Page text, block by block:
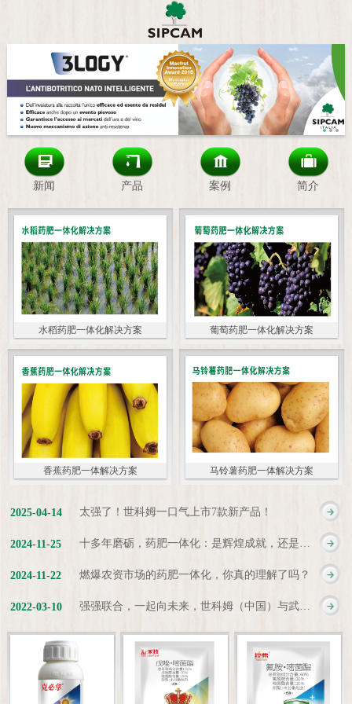
新闻 产品 案例 简介
水稻药肥一体化解决方案 葡萄药肥一体化解决方案
香蕉药肥一体解决方案 马铃薯药肥一体解决方案
太强了！世科姆一口气上市7款新产品！
2025-04-14
十多年磨砺，药肥一体化：是辉煌成就，还是新起点？
2024-11-25
燃爆农资市场的药肥一体化，你真的理解了吗？
2024-11-22
强强联合，一起向未来，世科姆（中国）与武汉科诺达成战略合作协议
2022-03-10